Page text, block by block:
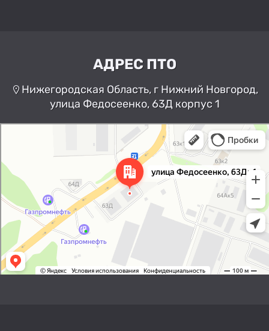
АДРЕС ПТО
Нижегородская Область, г Нижний Новгород,
улица Федосеенко, 63Д корпус 1
Нижний Новгород
Улица Федосеенко, 63Дк1 —
Яндекс Карты